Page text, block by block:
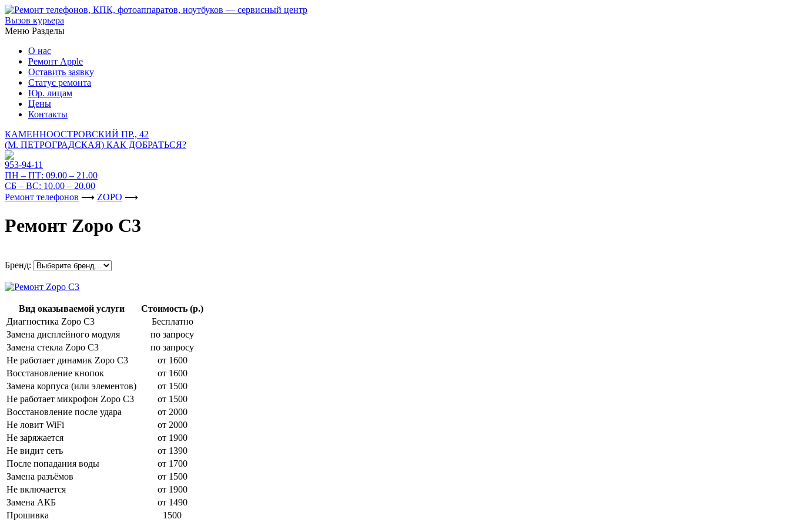
Вызов курьера
Меню Разделы
О нас
Ремонт Apple
Оставить заявку
Статус ремонта
Юр. лицам
Цены
Контакты
КАМЕННООСТРОВСКИЙ ПР., 42
(М. ПЕТРОГРАДСКАЯ) КАК ДОБРАТЬСЯ?
953-94-11
ПН – ПТ: 09.00 – 21.00
СБ – ВС: 10.00 – 20.00
Ремонт телефонов ⟶ ZOPO ⟶
Ремонт Zopo C3
Бренд:
Вид оказываемой услуги
Стоимость (р.)
Диагностика Zopo C3
Бесплатно
Замена дисплейного модуля
по запросу
Замена стекла Zopo C3
по запросу
Не работает динамик Zopo C3
от 1600
Восстановление кнопок
от 1600
Замена корпуса (или элементов)
от 1500
Не работает микрофон Zopo C3
от 1500
Восстановление после удара
от 2000
Не ловит WiFi
от 2000
Не заряжается
от 1900
Не видит сеть
от 1390
После попадания воды
от 1700
Замена разъёмов
от 1500
Не включается
от 1900
Замена АКБ
от 1490
Прошивка
1500